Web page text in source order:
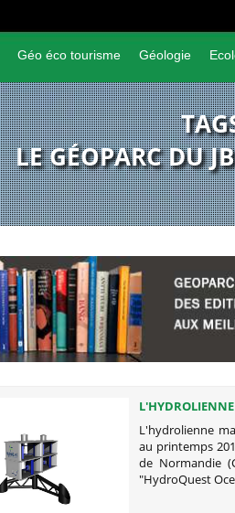
Géo éco tourisme Géologie
LE GÉOPARC DU
PRENDRA LE
L'hydrolienne
au printemps
de Normandie
"HydroQuest